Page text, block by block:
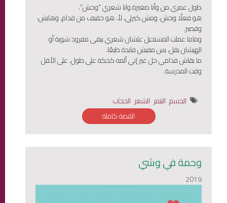
طول عمري من وأنا صغيرة وانا شعري "وحش"،
هو فعلًا وحش، ومش كيرلي، لأ، هو خفيف من قدام، وهايش،
وقصير.
وماما عملت المستحيل علشان شعري يبقى مفرود شوية أو
الهيشان يقل، بس مفيش فايدة طبعًا.
ما بقاش قدامي حل غير إني ألمه كحكة على طول، على الأقل
وقت المدرسة.
الجسم التنمر الشعر الحجاب
القصة كاملة
وحمة في وشي
2019